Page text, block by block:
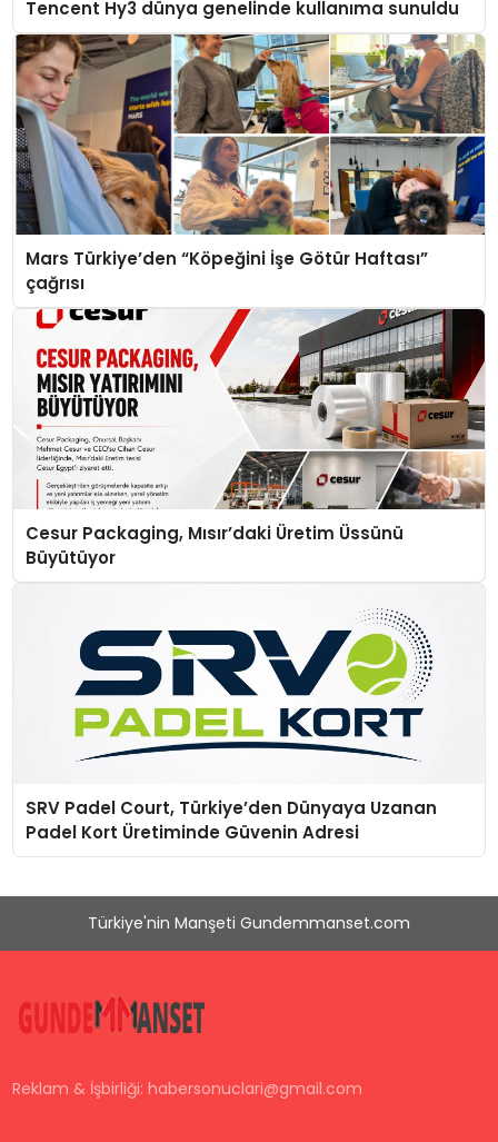
Tencent Hy3 dünya genelinde kullanıma sunuldu
Mars Türkiye’den “Köpeğini İşe Götür Haftası”
çağrısı
Cesur Packaging, Mısır’daki Üretim Üssünü
Büyütüyor
SRV Padel Court, Türkiye’den Dünyaya Uzanan
Padel Kort Üretiminde Güvenin Adresi
Türkiye'nin Manşeti Gundemmanset.com
Reklam & İşbirliği:habersonuclari@gmail.com